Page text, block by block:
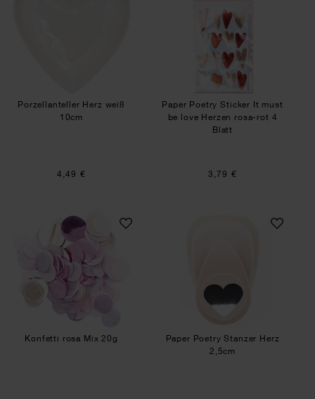
Porzellanteller Herz weiß
10cm
4,49 €
Paper Poetry Sticker It must
be love Herzen rosa-rot 4
Blatt
3,79 €
Konfetti rosa Mix 20g
Konfetti rosa Mix 20g
Paper Poetry
Paper Poetry Stanzer Herz
2,5cm